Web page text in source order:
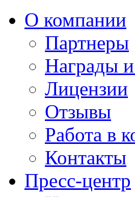
О компании
Партнеры
Награды
Лицензии
Отзывы
Работа в
Контакты
Пресс-центр